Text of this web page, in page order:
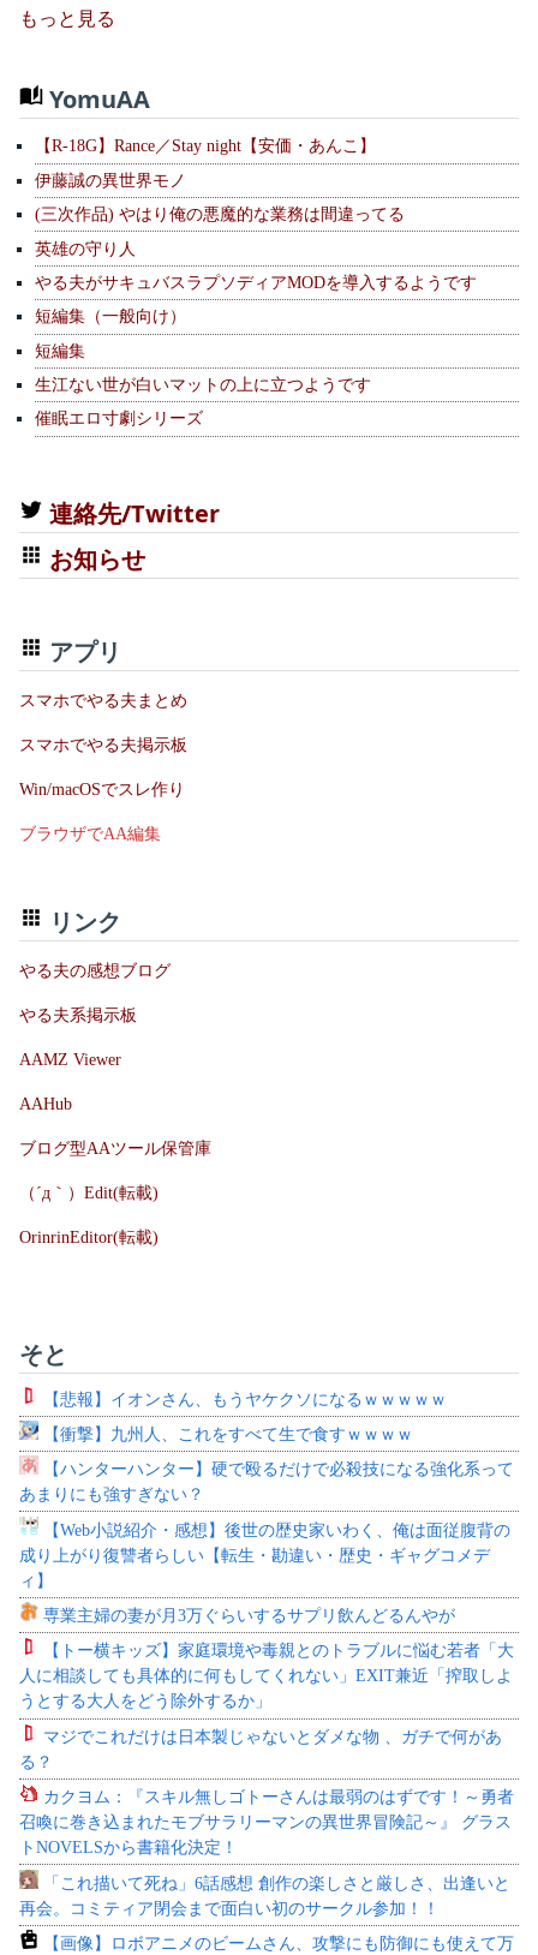
もっと見る
YomuAA
【R-18G】Rance／Stay night【安価・あんこ】
伊藤誠の異世界モノ
(三次作品) やはり俺の悪魔的な業務は間違ってる
英雄の守り人
やる夫がサキュバスラプソディアMODを導入するようです
短編集（一般向け）
短編集
生江ない世が白いマットの上に立つようです
催眠エロ寸劇シリーズ
連絡先/Twitter
お知らせ
アプリ
スマホでやる夫まとめ
スマホでやる夫掲示板
Win/macOSでスレ作り
ブラウザでAA編集
リンク
やる夫の感想ブログ
やる夫系掲示板
AAMZ Viewer
AAHub
ブログ型AAツール保管庫
（´д｀）Edit(転載)
OrinrinEditor(転載)
そと
【悲報】イオンさん、もうヤケクソになるｗｗｗｗｗ
【衝撃】九州人、これをすべて生で食すｗｗｗｗ
【ハンターハンター】硬で殴るだけで必殺技になる強化系って
あまりにも強すぎない？
【Web小説紹介・感想】後世の歴史家いわく、俺は面従腹背の
成り上がり復讐者らしい【転生・勘違い・歴史・ギャグコメデ
ィ】
専業主婦の妻が月3万ぐらいするサプリ飲んどるんやが
【トー横キッズ】家庭環境や毒親とのトラブルに悩む若者「大
人に相談しても具体的に何もしてくれない」EXIT兼近「搾取しよ
うとする大人をどう除外するか」
マジでこれだけは日本製じゃないとダメな物 、ガチで何があ
る？
カクヨム：『スキル無しゴトーさんは最弱のはずです！～勇者
召喚に巻き込まれたモブサラリーマンの異世界冒険記～』 グラス
トNOVELSから書籍化決定！
「これ描いて死ね」6話感想 創作の楽しさと厳しさ、出逢いと
再会。コミティア閉会まで面白い初のサークル参加！！
【画像】ロボアニメのビームさん、攻撃にも防御にも使えて万